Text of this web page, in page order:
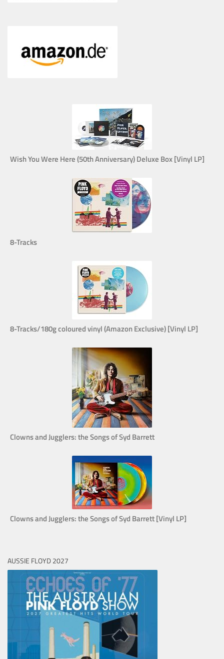
Wish You Were Here (50th Anniversary) Deluxe Box [Vinyl LP]
8-Tracks
8-Tracks/180g coloured vinyl (Amazon Exclusive) [Vinyl LP]
Clowns and Jugglers: the Songs of Syd Barrett
Clowns and Jugglers: the Songs of Syd Barrett [Vinyl LP]
AUSSIE FLOYD 2027